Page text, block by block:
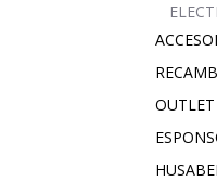
OUTLET